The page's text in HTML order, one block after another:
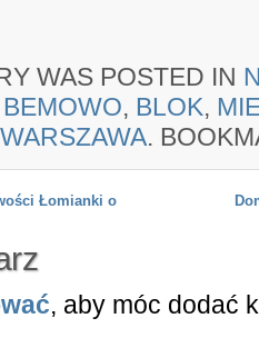
WAS POSTED IN
BEMOWO, BLOK,
WARSZAWA.
Łomianki o
, aby móc dodać